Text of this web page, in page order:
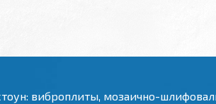
виброплиты, мозаично-